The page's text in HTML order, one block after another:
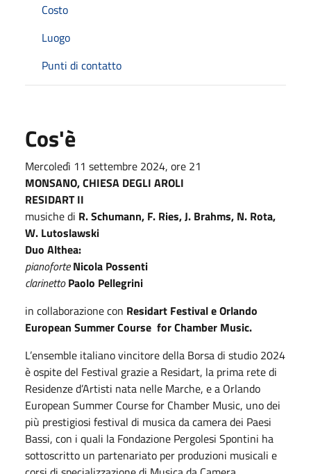
Costo
Luogo
Punti di contatto
Cos'è
Mercoledì 11 settembre 2024, ore 21
MONSANO, CHIESA DEGLI AROLI
RESIDART II
musiche di R. Schumann, F. Ries, J. Brahms, N. Rota,
W. Lutoslawski
Duo Althea:
pianoforte Nicola Possenti
clarinetto Paolo Pellegrini
in collaborazione con Residart Festival e Orlando
European Summer Course for Chamber Music.
L’ensemble italiano vincitore della Borsa di studio 2024
è ospite del Festival grazie a Residart, la prima rete di
Residenze d’Artisti nata nelle Marche, e a Orlando
European Summer Course for Chamber Music, uno dei
più prestigiosi festival di musica da camera dei Paesi
Bassi, con i quali la Fondazione Pergolesi Spontini ha
sottoscritto un partenariato per produzioni musicali e